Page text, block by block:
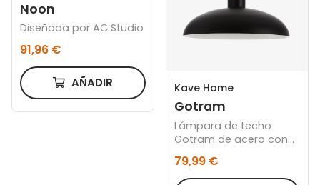
Noon
Diseñada por AC Studio
91,96 €
AÑADIR Kave Home
Gotram
Lámpara de techo
Gotram de acero con
79,99 €